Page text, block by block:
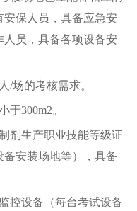
保人员，具备应急安
员，具备各项设备安
/场的考核需求。
于300m2。
剂生产职业技能等级证
安装场地等），具备
控设备（每台考试设备